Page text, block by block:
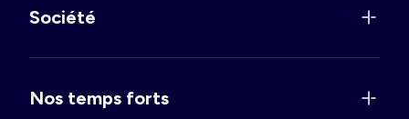
Société
Nos temps forts